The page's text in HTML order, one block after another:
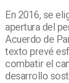
En 2016, se
apertura del
Acuerdo de
texto prevé
combatir el
desarrollo